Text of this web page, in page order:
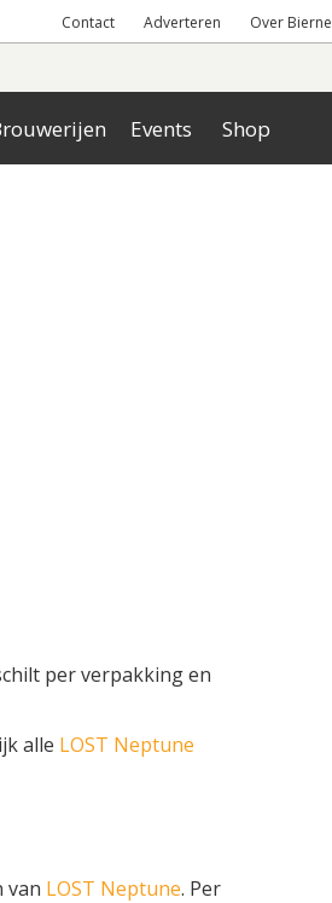
Contact Adverteren Over
Events Shop
per verpakking en
alle LOST Neptune
van LOST Neptune. Per